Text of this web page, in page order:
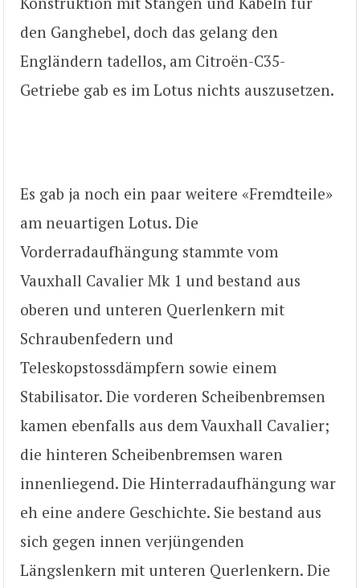
den Ganghebel, doch das gelang den
Engländern tadellos, am Citroën-C35-
Getriebe gab es im Lotus nichts auszusetzen.
Es gab ja noch ein paar weitere «Fremdteile»
am neuartigen Lotus. Die
Vorderradaufhängung stammte vom
Vauxhall Cavalier Mk 1 und bestand aus
oberen und unteren Querlenkern mit
Schraubenfedern und
Teleskopstossdämpfern sowie einem
Stabilisator. Die vorderen Scheibenbremsen
kamen ebenfalls aus dem Vauxhall Cavalier;
die hinteren Scheibenbremsen waren
innenliegend. Die Hinterradaufhängung war
eh eine andere Geschichte. Sie bestand aus
sich gegen innen verjüngenden
Längslenkern mit unteren Querlenkern. Die